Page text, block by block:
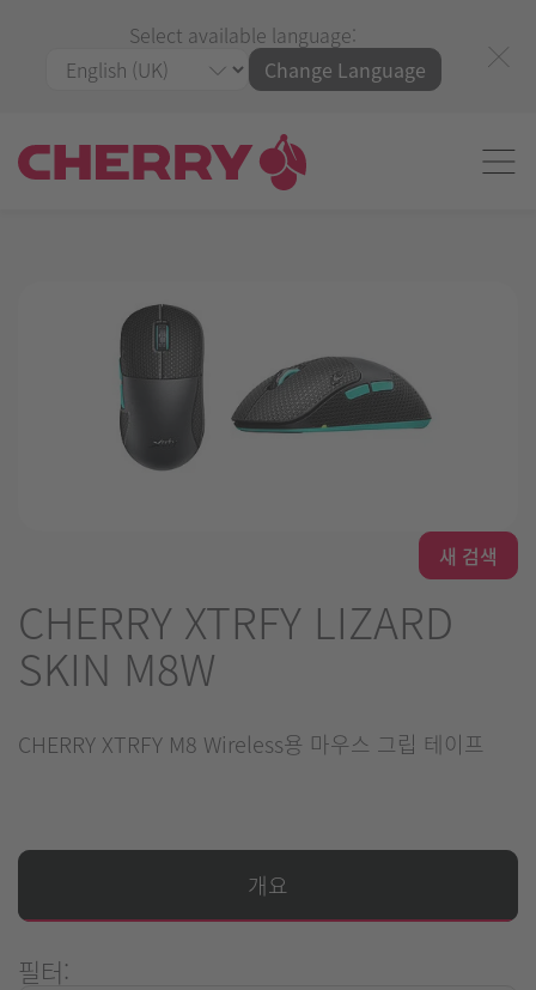
Select available language:
Change Language
새 검색
CHERRY XTRFY LIZARD
SKIN M8W
CHERRY XTRFY M8 Wireless용 마우스 그립 테이프
개요
필터: